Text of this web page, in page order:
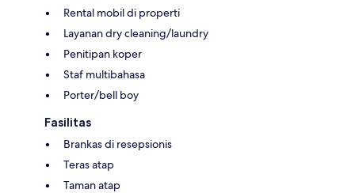
Rental mobil di properti
Layanan dry cleaning/laundry
Penitipan koper
Staf multibahasa
Porter/bell boy
Fasilitas
Brankas di resepsionis
Teras atap
Taman atap